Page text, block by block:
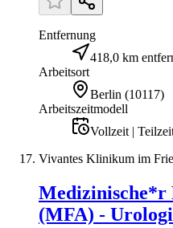
Entfernung
418,0 km
Arbeitsort
Berlin (10117)
Arbeitszeitmodell
Vollzeit |
Vivantes Klinikum im
Medizinische*r
(MFA) -